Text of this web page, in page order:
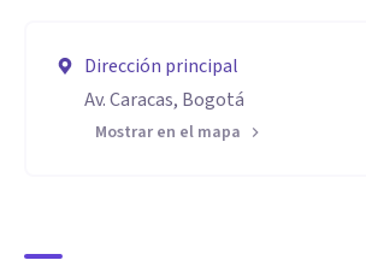
Dirección principal
Av. Caracas, Bogotá
Mostrar en el mapa